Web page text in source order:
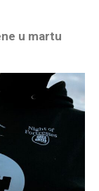
u martu